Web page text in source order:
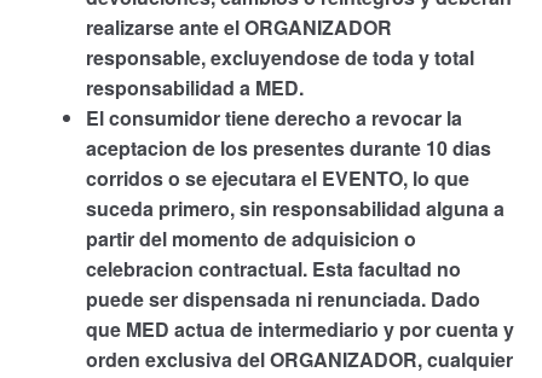
realizarse ante el ORGANIZADOR
responsable, excluyendose de toda y total
responsabilidad a MED.
El consumidor tiene derecho a revocar la
aceptacion de los presentes durante 10 dias
corridos o se ejecutara el EVENTO, lo que
suceda primero, sin responsabilidad alguna a
partir del momento de adquisicion o
celebracion contractual. Esta facultad no
puede ser dispensada ni renunciada. Dado
que MED actua de intermediario y por cuenta y
orden exclusiva del ORGANIZADOR, cualquier